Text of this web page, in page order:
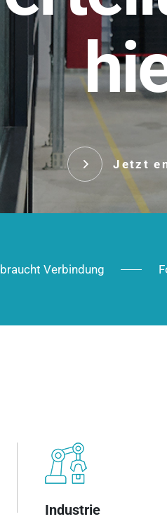
Jetzt
im Alltag,
Ausbau.
Verbindung
Industrie